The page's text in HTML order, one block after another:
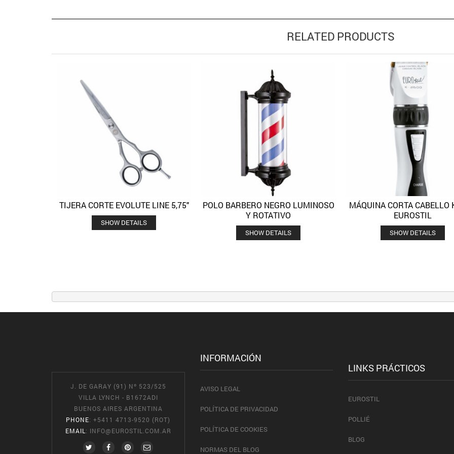
RELATED PRODUCTS
Añadir a la lista de deseos Quick View
TIJERA CORTE EVOLUTE LINE 5,75″
SHOW DETAILS
Añadir a la lista de deseos Quick View
POLO BARBERO NEGRO LUMINOSO
Y ROTATIVO
SHOW DETAILS
Añadir a la lista de deseos Quick
MÁQUINA CORTA CABELLO
EUROSTIL
SHOW DETAILS
J. DE GARAY (91) Nº 523/525
VILLA LYNCH - B1672ADI
BUENOS AIRES ARGENTINA
PHONE: +5411 4713-9520 (ROT)
EMAIL : INFO@EUROSTIL.COM.AR
INFORMACIÓN
AVISO LEGAL
POLÍTICA DE PRIVACIDAD
POLÍTICA DE COOKIES
NORMAS DEL BLOG
LINKS PRÁCTICOS
EUROSTIL
POLLIÉ
BLOG